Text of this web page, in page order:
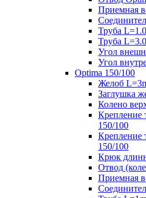
Приемная
Труба
Труба
Угол
Угол
Optima 150/100
Желоб
Заглушка
Колено
Крепление
150/100
Крепление
150/100
Крюк
Отвод
Приемная